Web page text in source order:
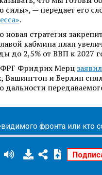
— передает его
.
новая стратегия закрепит
кабмина план
до 2,5% от ВВП к 2027
ФРГ Фридрих Мерцзаявил
Вашингтон и Берлин
дальности